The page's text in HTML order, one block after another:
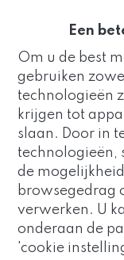
Een
Om u de best
gebruiken
technologieën
krijgen tot
slaan. Door in
technologieën,
de
browsegedrag
verwerken. U
onderaan de
'cookie
Kantoor
Strijderstraat 8,
03 459 89 59
Maandag
Dinsdag
Woensdag
Donderdag
Immo
van
Zo